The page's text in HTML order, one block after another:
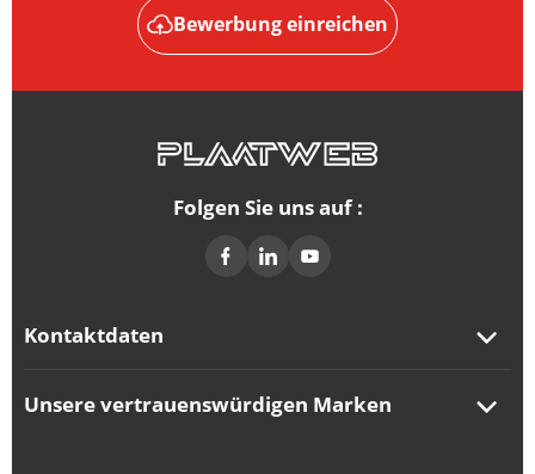
Bewerbung einreichen
Kontaktdaten
Folgen Sie uns auf :
Unsere vertrauenswürdigen Marken